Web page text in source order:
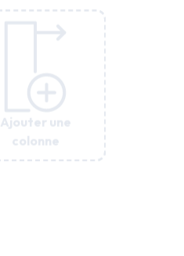
Ajouter une
colonne
Ajouter une
colonne
Ajouter une
colonne
Ajouter une
colonne
Ajouter une
colonne
Ajouter une
colonne